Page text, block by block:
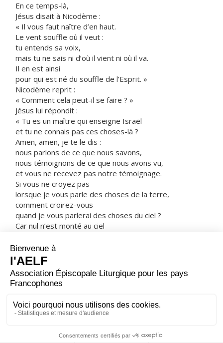
En ce temps-là,
Jésus disait à Nicodème :
« Il vous faut naître d’en haut.
Le vent souffle où il veut :
tu entends sa voix,
mais tu ne sais ni d’où il vient ni où il va.
Il en est ainsi
pour qui est né du souffle de l’Esprit. »
Nicodème reprit :
« Comment cela peut-il se faire ? »
Jésus lui répondit :
« Tu es un maître qui enseigne Israël
et tu ne connais pas ces choses-là ?
Amen, amen, je te le dis :
nous parlons de ce que nous savons,
nous témoignons de ce que nous avons vu,
et vous ne recevez pas notre témoignage.
Si vous ne croyez pas
lorsque je vous parle des choses de la terre,
comment croirez-vous
quand je vous parlerai des choses du ciel ?
Car nul n’est monté au ciel
le Fils de l’homme.
De même que le serpent de bronze
fut élevé par Moïse dans le désert,
ainsi faut-il que le Fils de l’homme soit élevé,
afin qu’en lui tout homme qui croit
ait la vie éternelle. »
– Acclamons la Parole de Dieu.